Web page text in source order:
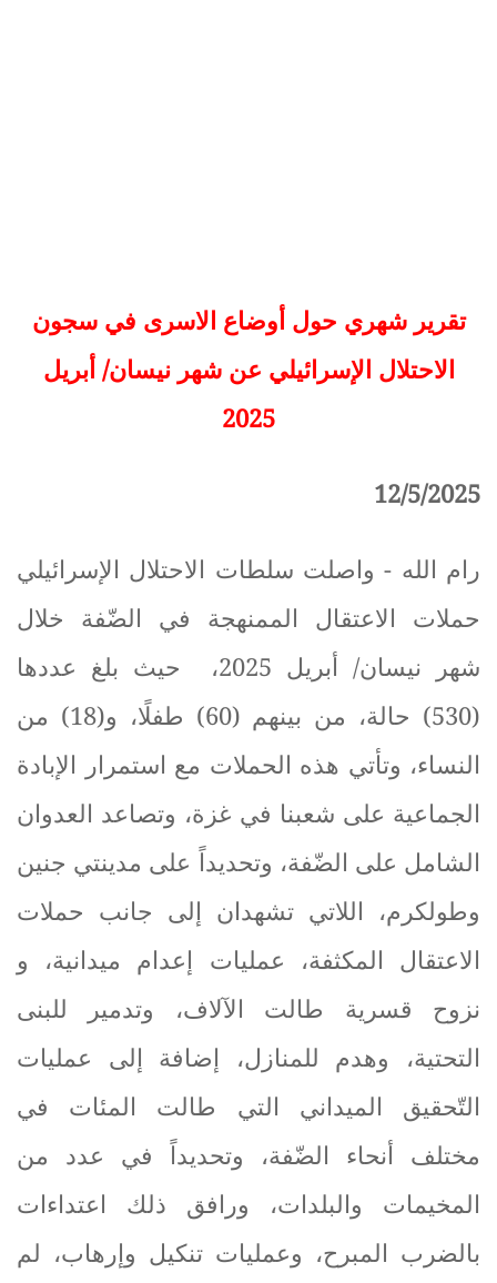
تقرير شهري حول أوضاع الاسرى في سجون
الاحتلال الإسرائيلي عن شهر نيسان/ أبريل
2025
12/5/2025
رام الله - واصلت سلطات الاحتلال الإسرائيلي
حملات الاعتقال الممنهجة في الضّفة خلال
شهر نيسان/ أبريل 2025، حيث بلغ عددها
(530) حالة، من بينهم (60) طفلًا، و(18) من
النساء، وتأتي هذه الحملات مع استمرار الإبادة
الجماعية على شعبنا في غزة، وتصاعد العدوان
الشامل على الضّفة، وتحديداً على مدينتي جنين
وطولكرم، اللاتي تشهدان إلى جانب حملات
الاعتقال المكثفة، عمليات إعدام ميدانية، و
نزوح قسرية طالت الآلاف، وتدمير للبنى
التحتية، وهدم للمنازل، إضافة إلى عمليات
التّحقيق الميداني التي طالت المئات في
مختلف أنحاء الضّفة، وتحديداً في عدد من
المخيمات والبلدات، ورافق ذلك اعتداءات
بالضرب المبرح، وعمليات تنكيل وإرهاب، لم